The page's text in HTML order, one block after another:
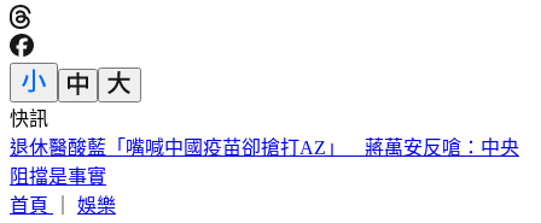
快訊
恐三颱共舞！颱風「琵鷺」最快今晚生成 最新路徑曝
首頁｜ 娛樂